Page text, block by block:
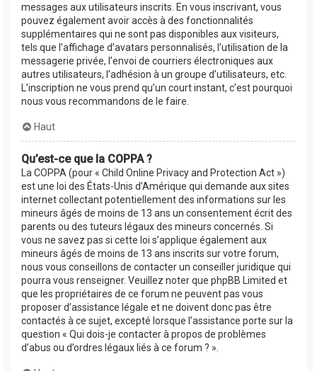
messages aux utilisateurs inscrits. En vous inscrivant, vous
pouvez également avoir accès à des fonctionnalités
supplémentaires qui ne sont pas disponibles aux visiteurs,
tels que l’affichage d’avatars personnalisés, l’utilisation de la
messagerie privée, l’envoi de courriers électroniques aux
autres utilisateurs, l’adhésion à un groupe d’utilisateurs, etc.
L’inscription ne vous prend qu’un court instant, c’est pourquoi
nous vous recommandons de le faire.
Haut
Qu’est-ce que la COPPA ?
La COPPA (pour « Child Online Privacy and Protection Act »)
est une loi des États-Unis d’Amérique qui demande aux sites
internet collectant potentiellement des informations sur les
mineurs âgés de moins de 13 ans un consentement écrit des
parents ou des tuteurs légaux des mineurs concernés. Si
vous ne savez pas si cette loi s’applique également aux
mineurs âgés de moins de 13 ans inscrits sur votre forum,
nous vous conseillons de contacter un conseiller juridique qui
pourra vous renseigner. Veuillez noter que phpBB Limited et
que les propriétaires de ce forum ne peuvent pas vous
proposer d’assistance légale et ne doivent donc pas être
contactés à ce sujet, excepté lorsque l’assistance porte sur la
question « Qui dois-je contacter à propos de problèmes
d’abus ou d’ordres légaux liés à ce forum ? ».